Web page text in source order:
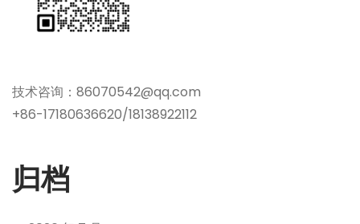
技术咨询：86070542@qq.com
+86-17180636620/18138922112
归档